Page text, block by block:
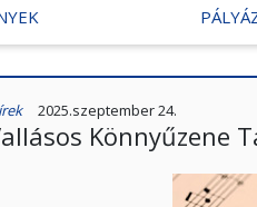
2025.szeptember 24.
Könnyűzene